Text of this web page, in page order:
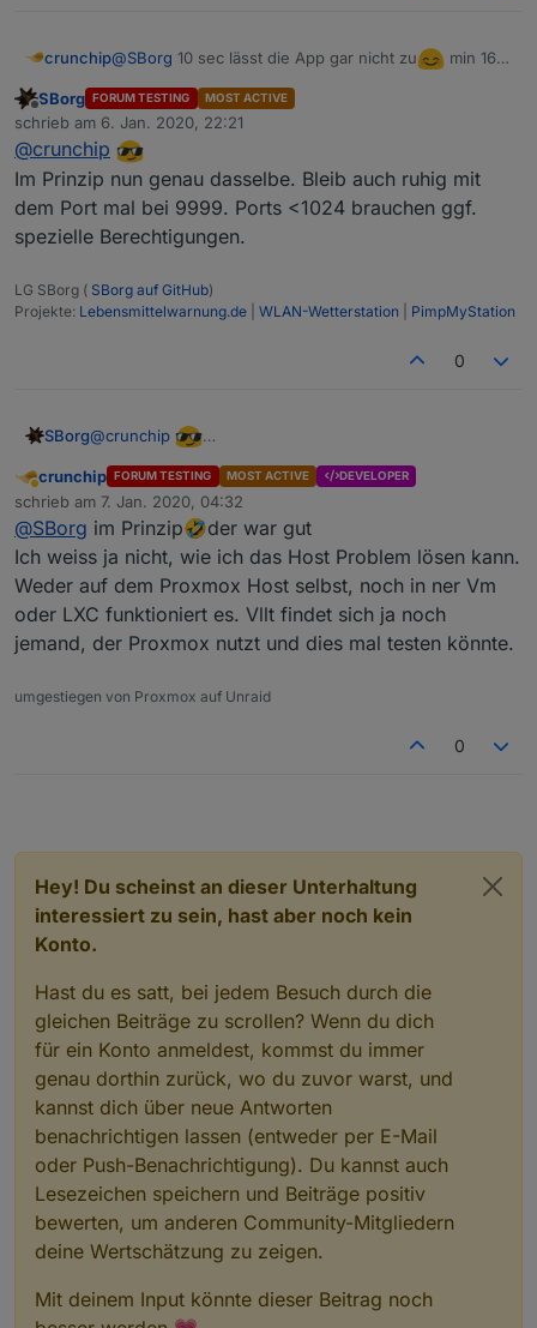
crunchip@SBorg 10 sec lässt die App gar nicht zu
min 16
jetzt kommt was
ein Fortschritt
jetzt muss ich das nur noch auf meinem ioBroker
zum laufen bekommen
Offline
SBorg FORUM TESTING MOST ACTIVE
schrieb am 6. Jan. 2020, 22:21
zuletzt editiert von
@crunchip
Im Prinzip nun genau dasselbe. Bleib auch ruhig mit
dem Port mal bei 9999. Ports <1024 brauchen ggf.
spezielle Berechtigungen.
LG SBorg ( SBorg auf GitHub)
Projekte: Lebensmittelwarnung.de WLAN-Wetterstation PimpMyStation
0
SBorg@crunchip
dem Port mal bei 9999. Ports <1024 brauchen ggf.
spezielle Berechtigungen.
Abwesend
crunchip FORUM TESTING MOST ACTIVE DEVELOPER
schrieb am 7. Jan. 2020, 04:32
zuletzt editiert von
@SBorg im Prinzip🤣der war gut
Ich weiss ja nicht, wie ich das Host Problem lösen kann.
Weder auf dem Proxmox Host selbst, noch in ner Vm
oder LXC funktioniert es. Vllt findet sich ja noch
jemand, der Proxmox nutzt und dies mal testen könnte.
umgestiegen von Proxmox auf Unraid
0
Hey! Du scheinst an dieser Unterhaltung
interessiert zu sein, hast aber noch kein
Konto.
Hast du es satt, bei jedem Besuch durch die
gleichen Beiträge zu scrollen? Wenn du dich
für ein Konto anmeldest, kommst du immer
genau dorthin zurück, wo du zuvor warst, und
kannst dich über neue Antworten
benachrichtigen lassen (entweder per E-Mail
oder Push-Benachrichtigung). Du kannst auch
Lesezeichen speichern und Beiträge positiv
bewerten, um anderen Community-Mitgliedern
deine Wertschätzung zu zeigen.
Mit deinem Input könnte dieser Beitrag noch